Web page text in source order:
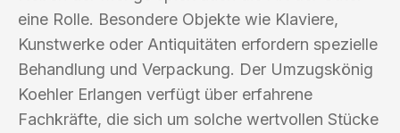
eine Rolle. Besondere Objekte wie Klaviere,
Kunstwerke oder Antiquitäten erfordern spezielle
Behandlung und Verpackung. Der Umzugskönig
Koehler Erlangen verfügt über erfahrene
Fachkräfte, die sich um solche wertvollen Stücke